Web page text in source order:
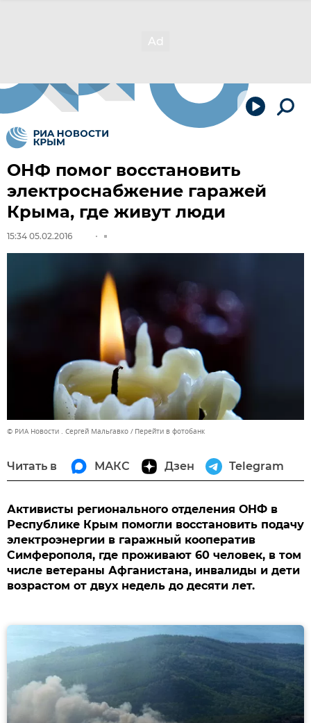
ОНФ помог восстановить
электроснабжение гаражей
Крыма, где живут люди
15:34 05.02.2016
© РИА Новости . Сергей Мальгавко Перейти в фотобанк
Читать в МАКС Дзен Telegram
Активисты регионального отделения ОНФ в
Республике Крым помогли восстановить подачу
электроэнергии в гаражный кооператив
Симферополя, где проживают 60 человек, в том
числе ветераны Афганистана, инвалиды и дети
возрастом от двух недель до десяти лет.